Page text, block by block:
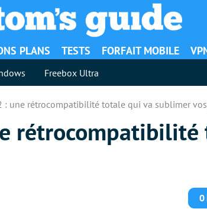
PLANS TESTS FORFAIT MOBILE
Freebox Ultra
: une rétrocompatibilité totale qui va sublimer
rétrocompatibilité
0